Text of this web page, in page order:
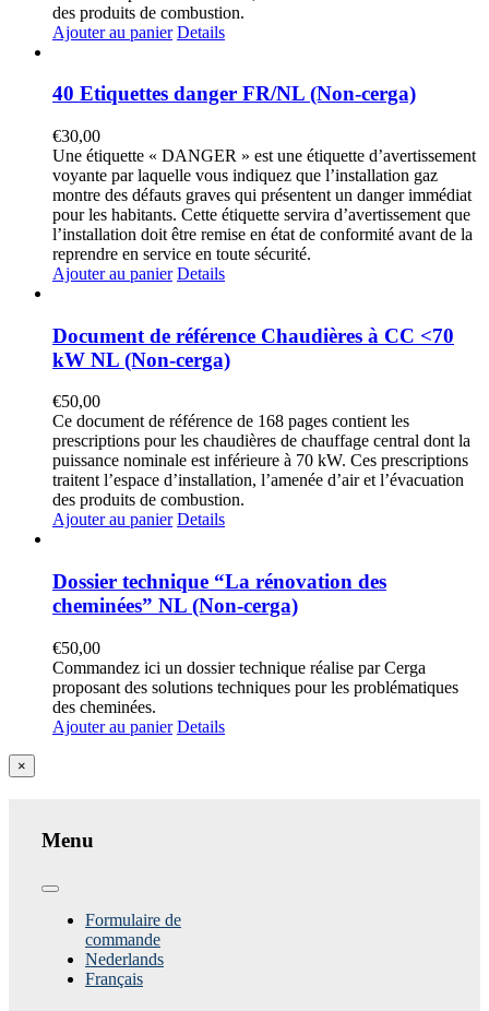
des produits de combustion.
Ajouter au panier Details
40 Etiquettes danger FR/NL (Non-cerga)
€30,00
Une étiquette « DANGER » est une étiquette d’avertissement
voyante par laquelle vous indiquez que l’installation gaz
montre des défauts graves qui présentent un danger immédiat
pour les habitants. Cette étiquette servira d’avertissement que
l’installation doit être remise en état de conformité avant de la
reprendre en service en toute sécurité.
Ajouter au panier Details
Document de référence Chaudières à CC <70
kW NL (Non-cerga)
€50,00
Ce document de référence de 168 pages contient les
prescriptions pour les chaudières de chauffage central dont la
puissance nominale est inférieure à 70 kW. Ces prescriptions
traitent l’espace d’installation, l’amenée d’air et l’évacuation
des produits de combustion.
Ajouter au panier Details
Dossier technique “La rénovation des
cheminées” NL (Non-cerga)
€50,00
Commandez ici un dossier technique réalise par Cerga
proposant des solutions techniques pour les problématiques
des cheminées.
Ajouter au panier Details
Close
product
×
Menu
Toggle
NavigationFormulaire de
commande
Nederlands
Français